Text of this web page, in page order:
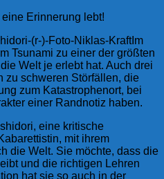
Im
Tsunami zu einer der größten
Welt je erlebt hat. Auch drei
zu schweren Störfällen, die
zum Katastrophenort, bei
einer Randnotiz haben.
eine kritische
mit ihrem
die Welt. Sie möchte, dass die
und die richtigen Lehren
hat sie so auch in der